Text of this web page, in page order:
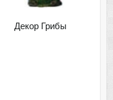
Декор Грибы